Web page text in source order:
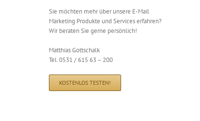
Sie möchten mehr über unsere E-Mail
Marketing Produkte und Services erfahren?
Wir beraten Sie gerne persönlich!
Matthias Gottschalk
Tel. 0531 / 615 63 – 200
KOSTENLOS TESTEN!